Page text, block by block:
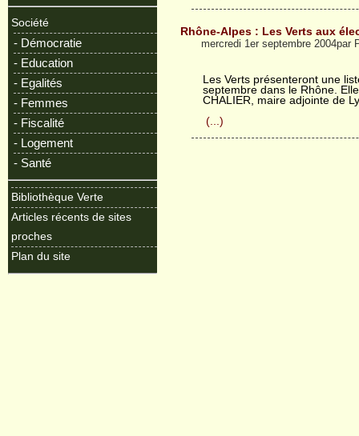
Société
- Démocratie
- Education
- Egalités
- Femmes
- Fiscalité
- Logement
- Santé
Bibliothèque Verte
Articles récents de sites
proches
Plan du site
Rhône-Alpes : Les Verts aux
mercredi 1er septembre 2004par
Les Verts présenteront une
septembre dans le Rhône.
CHALIER, maire adjointe de
(...)